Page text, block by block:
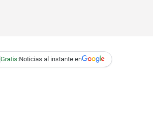
Gratis:Noticias al instante en